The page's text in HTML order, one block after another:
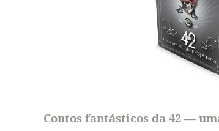
Contos fantásticos da 42 —